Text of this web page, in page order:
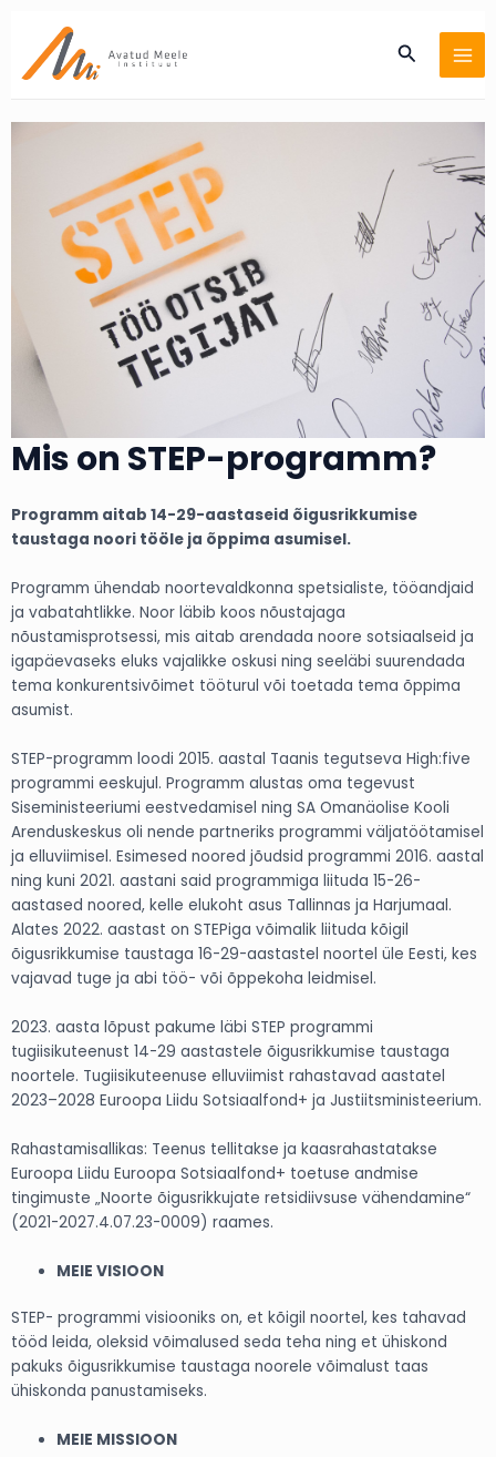
content
Search
Mis on STEP-programm?
Programm aitab 14-29-aastaseid õigusrikkumise
taustaga noori tööle ja õppima asumisel.
Programm ühendab noortevaldkonna spetsialiste, tööandjaid
ja vabatahtlikke. Noor läbib koos nõustajaga
nõustamisprotsessi, mis aitab arendada noore sotsiaalseid ja
igapäevaseks eluks vajalikke oskusi ning seeläbi suurendada
tema konkurentsivõimet tööturul või toetada tema õppima
asumist.
STEP-programm loodi 2015. aastal Taanis tegutseva High:five
programmi eeskujul. Programm alustas oma tegevust
Siseministeeriumi eestvedamisel ning SA Omanäolise Kooli
Arenduskeskus oli nende partneriks programmi väljatöötamisel
ja elluviimisel. Esimesed noored jõudsid programmi 2016. aastal
ning kuni 2021. aastani said programmiga liituda 15-26-
aastased noored, kelle elukoht asus Tallinnas ja Harjumaal.
Alates 2022. aastast on STEPiga võimalik liituda kõigil
õigusrikkumise taustaga 16-29-aastastel noortel üle Eesti, kes
vajavad tuge ja abi töö- või õppekoha leidmisel.
2023. aasta lõpust pakume läbi STEP programmi
tugiisikuteenust 14-29 aastastele õigusrikkumise taustaga
noortele. Tugiisikuteenuse elluviimist rahastavad aastatel
2023–2028 Euroopa Liidu Sotsiaalfond+ ja Justiitsministeerium.
Rahastamisallikas: Teenus tellitakse ja kaasrahastatakse
Euroopa Liidu Euroopa Sotsiaalfond+ toetuse andmise
tingimuste „Noorte õigusrikkujate retsidiivsuse vähendamine“
(2021-2027.4.07.23-0009) raames.
MEIE VISIOON
STEP- programmi visiooniks on, et kõigil noortel, kes tahavad
tööd leida, oleksid võimalused seda teha ning et ühiskond
pakuks õigusrikkumise taustaga noorele võimalust taas
ühiskonda panustamiseks.
MEIE MISSIOON